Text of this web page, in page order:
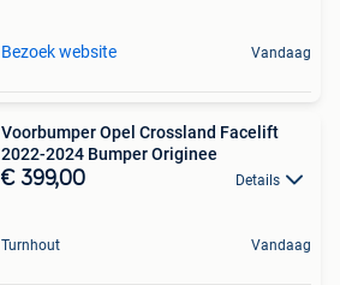
Bezoek website Vandaag
Voorbumper Opel Crossland Facelift
2022-2024 Bumper Originee
€ 399,00 Details
Turnhout Vandaag